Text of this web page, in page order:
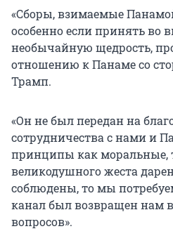
«Сборы, взимаемые
особенно если принять во
необычайную щедрость,
отношению к Панаме со
Трамп.
«Он не был передан на
сотрудничества с нами и
принципы как моральные,
великодушного жеста
соблюдены, то мы
канал был возвращен нам
вопросов».